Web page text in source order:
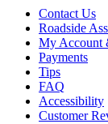
Contact Us
Roadside
My Account
Payments
Tips
FAQ
Accessibility
Customer